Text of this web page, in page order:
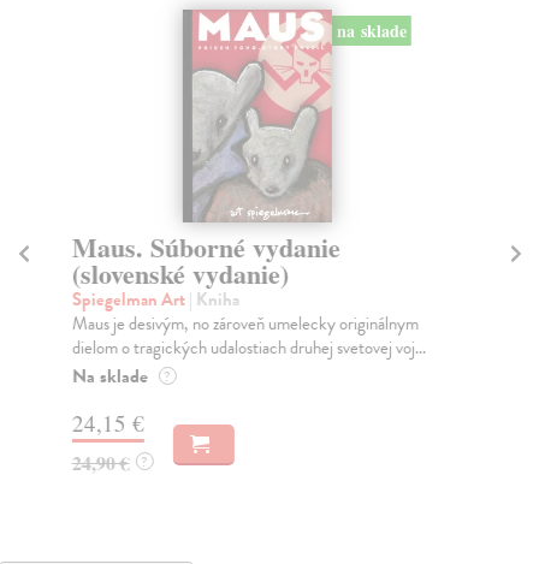
na sklade
Maus. Súborné vydanie
(slovenské vydanie)
Spiegelman Art| Kniha
Maus je desivým, no zároveň umelecky originálnym
dielom o tragických udalostiach druhej svetovej voj...
Na sklade ?
24,15 €
24,90 € ?